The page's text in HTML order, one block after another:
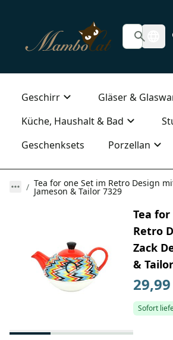
Geschirr
Gläser &
Küche, Haushalt & Bad
Geschenksets
Porzellan
Tea for one Set im Retro Design
Jameson & Tailor 7329
Tea
Retro
Zack
&
Sofort